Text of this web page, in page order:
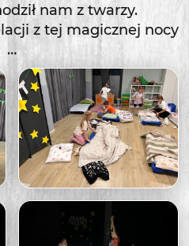
nam z twarzy.
z tej magicznej nocy
…